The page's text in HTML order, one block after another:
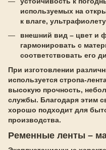
используемых на
к влаге,
внешний вид – цвет и
гармонировать с
соответствовать его
При изготовлении
используется стропа-
высокую прочность,
службы. Благодаря этим
хорошо подходит для
производства.
Ременные ленты –